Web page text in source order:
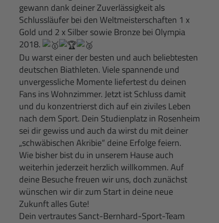
gewann dank deiner Zuverlässigkeit als
Schlussläufer bei den Weltmeisterschaften 1 x
Gold und 2 x Silber sowie Bronze bei Olympia
2018.
Du warst einer der besten und auch beliebtesten
deutschen Biathleten. Viele spannende und
unvergessliche Momente liefertest du deinen
Fans ins Wohnzimmer. Jetzt ist Schluss damit
und du konzentrierst dich auf ein ziviles Leben
nach dem Sport. Dein Studienplatz in Rosenheim
sei dir gewiss und auch da wirst du mit deiner
„schwäbischen Akribie“ deine Erfolge feiern.
Wie bisher bist du in unserem Hause auch
weiterhin jederzeit herzlich willkommen. Auf
deine Besuche freuen wir uns, doch zunächst
wünschen wir dir zum Start in deine neue
Zukunft alles Gute!
Dein vertrautes Sanct-Bernhard-Sport-Team